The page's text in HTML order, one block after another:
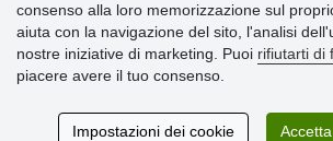
» Impostazioni dei cookie
» Termini & Condizioni
» Informativa sulla Privacy
» Consegna e pagamento
» Programma fedeltà
consenso alla loro memorizzazione sul
aiuta con la navigazione del sito, l'analisi
nostre iniziative di marketing. Puoi rifiutarti di
piacere avere il tuo consenso.
Impostazioni dei cookie